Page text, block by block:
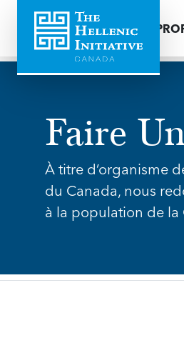
ACCUEIL À
Faire
À titre d’organisme
du Canada, nous
à la population de la